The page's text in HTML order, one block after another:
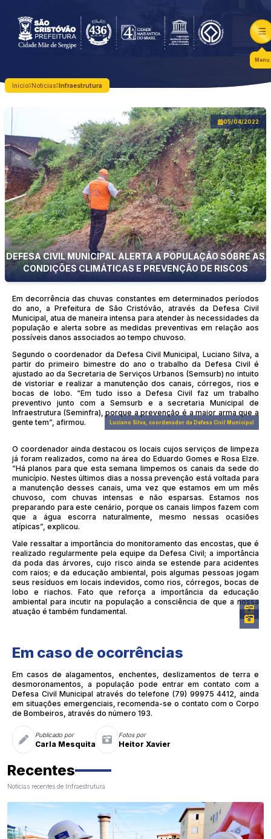
Menu
Início Notícias Infraestrutura
05/04/2022
DEFESA CIVIL MUNICIPAL ALERTA A POPULAÇÃO SOBRE AS
CONDIÇÕES CLIMÁTICAS E PREVENÇÃO DE RISCOS
Em decorrência das chuvas constantes em determinados períodos
do ano, a Prefeitura de São Cristóvão, através da Defesa Civil
Municipal, atua de maneira intensa para atender às necessidades da
população e alerta sobre as medidas preventivas em relação aos
possíveis danos associados ao tempo chuvoso.
Segundo o coordenador da Defesa Civil Municipal, Luciano Silva, a
partir do primeiro bimestre do ano o trabalho da Defesa Civil é
ajustado ao da Secretaria de Serviços Urbanos (Semsurb) no intuito
de vistoriar e realizar a manutenção dos canais, córregos, rios e
bocas de lobo. “Em tudo isso a Defesa Civil faz um trabalho
preventivo junto com a Semsurb e a secretaria Municipal de
Infraestrutura (Seminfra), porque a prevenção é a maior arma que a
gente tem”, afirmou.
Luciano Silva, coordenador da Defesa Civil Municipal
O coordenador ainda destacou os locais cujos serviços de limpeza
já foram realizados, como na área do Eduardo Gomes e Rosa Elze.
“Há planos para que esta semana limpemos os canais da sede do
município. Nestes últimos dias a nossa prevenção está voltada para
a manutenção desses canais, uma vez que estamos em um mês
chuvoso, com chuvas intensas e não esparsas. Estamos nos
preparando para este cenário, porque os canais limpos fazem com
que a água escorra naturalmente, mesmo nessas ocasiões
atípicas”, explicou.
Vale ressaltar a importância do monitoramento das encostas, que é
realizado regularmente pela equipe da Defesa Civil; a importância
da poda das árvores, cujo risco ainda se estende para acidentes
com raios; e da educação ambiental, pois algumas pessoas jogam
seus resíduos em locais indevidos, como rios, córregos, bocas de
lobo e riachos. Fato que reforça a importância da educação
ambiental para incutir na população a consciência de que a nossa
atuação é também fundamental.
Em caso de ocorrências
Em casos de alagamentos, enchentes, deslizamentos de terra e
desmoronamentos, a população pode entrar em contato com a
Defesa Civil Municipal através do telefone (79) 99975 4412, ainda
em situações emergenciais, recomenda-se o contato com o Corpo
de Bombeiros, através do número 193.
Publicado por
Carla Mesquita
Fotos por
Heitor Xavier
Recentes
Notícias recentes de Infraestrutura